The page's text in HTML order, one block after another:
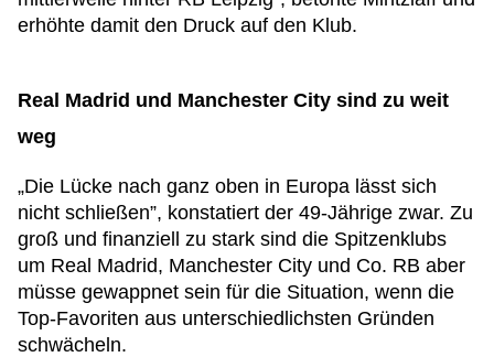
erhöhte damit den Druck auf den Klub.
Real Madrid und Manchester City sind zu weit
weg
„Die Lücke nach ganz oben in Europa lässt sich
nicht schließen”, konstatiert der 49-Jährige zwar. Zu
groß und finanziell zu stark sind die Spitzenklubs
um Real Madrid, Manchester City und Co. RB aber
müsse gewappnet sein für die Situation, wenn die
Top-Favoriten aus unterschiedlichsten Gründen
schwächeln.